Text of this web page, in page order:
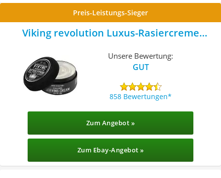
Preis-Leistungs-Sieger
Viking revolution Luxus-Rasiercreme
Unsere Bewertung:
GUT
858 Bewertungen
Zum Angebot »
Zum Ebay-Angebot »